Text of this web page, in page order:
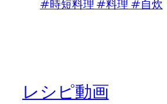
#時短料理 #料理 #自炊
レシピ動画